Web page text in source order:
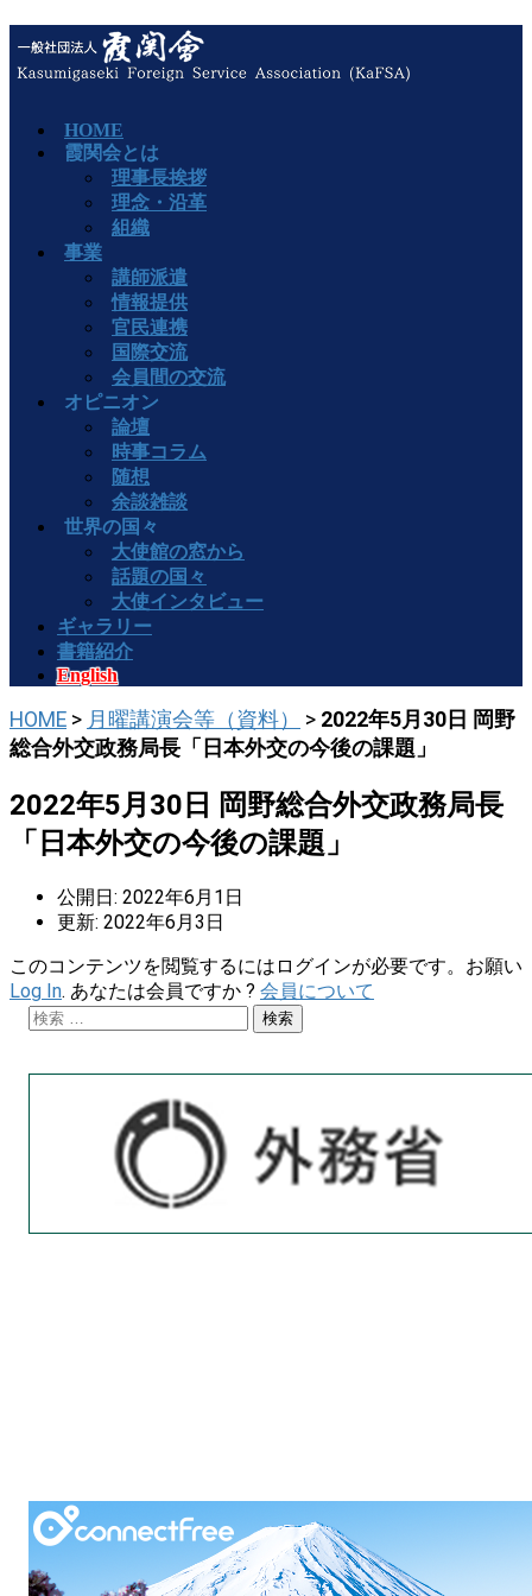
HOME
霞関会とは
理事長挨拶
理念・沿革
組織
事業
講師派遣
情報提供
官民連携
国際交流
会員間の交流
オピニオン
論壇
時事コラム
随想
余談雑談
世界の国々
大使館の窓から
話題の国々
大使インタビュー
ギャラリー
書籍紹介
English
HOME > 月曜講演会等（資料） > 2022年5月30日 岡野
総合外交政務局長「日本外交の今後の課題」
2022年5月30日 岡野総合外交政務局長
「日本外交の今後の課題」
公開日: 2022年6月1日
更新: 2022年6月3日
このコンテンツを閲覧するにはログインが必要です。お願い
Log In. あなたは会員ですか ? 会員について
検